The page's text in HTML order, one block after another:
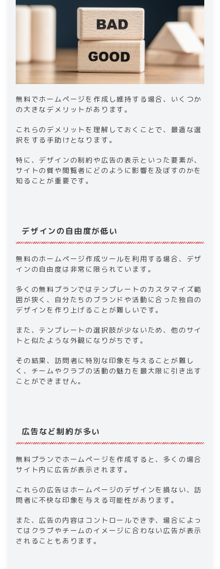
無料でホームページを作成し維持する場合、いくつか
の大きなデメリットがあります。
これらのデメリットを理解しておくことで、最適な選
択をする手助けとなります。
特に、デザインの制約や広告の表示といった要素が、
サイトの質や閲覧者にどのように影響を及ぼすのかを
知ることが重要です。
デザインの自由度が低い
無料のホームページ作成ツールを利用する場合、デザ
インの自由度は非常に限られています。
多くの無料プランではテンプレートのカスタマイズ範
囲が狭く、自分たちのブランドや活動に合った独自の
デザインを作り上げることが難しいです。
また、テンプレートの選択肢が少ないため、他のサイ
トと似たような外観になりがちです。
その結果、訪問者に特別な印象を与えることが難し
く、チームやクラブの活動の魅力を最大限に引き出す
ことができません。
広告など制約が多い
無料プランでホームページを作成すると、多くの場合
サイト内に広告が表示されます。
これらの広告はホームページのデザインを損ない、訪
問者に不快な印象を与える可能性があります。
また、広告の内容はコントロールできず、場合によっ
てはクラブやチームのイメージに合わない広告が表示
されることもあります。